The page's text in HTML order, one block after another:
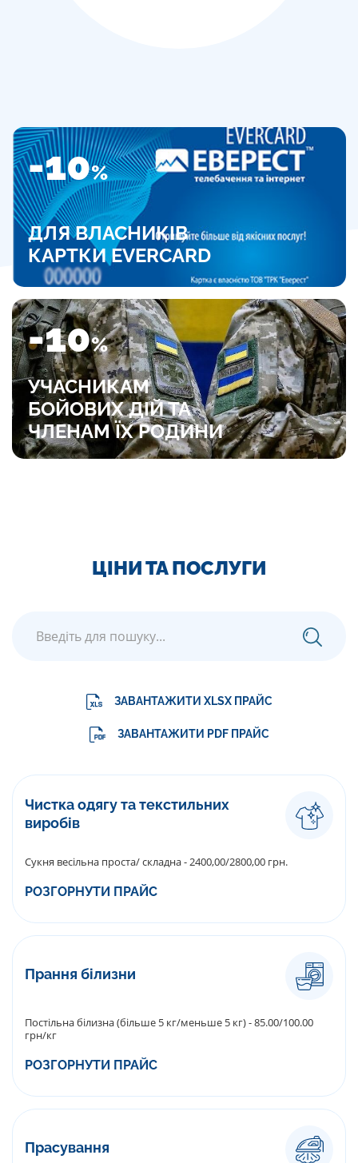
-10%
ДЛЯ ВЛАСНИКІВ
КАРТКИ EVERCARD
-10%
УЧАСНИКАМ
БОЙОВИХ ДІЙ ТА
ЧЛЕНАМ ЇХ РОДИНИ
ЦІНИ ТА ПОСЛУГИ
ЗАВАНТАЖИТИ XLSX ПРАЙС
ЗАВАНТАЖИТИ PDF ПРАЙС
Чистка одягу та текстильних
виробів
Сукня весільна проста/ складна - 2400,00/2800,00 грн.
РОЗГОРНУТИ ПРАЙС
Прання білизни
Постільна білизна (більше 5 кг/меньше 5 кг) - 85.00/100.00
грн/кг
РОЗГОРНУТИ ПРАЙС
Прасування